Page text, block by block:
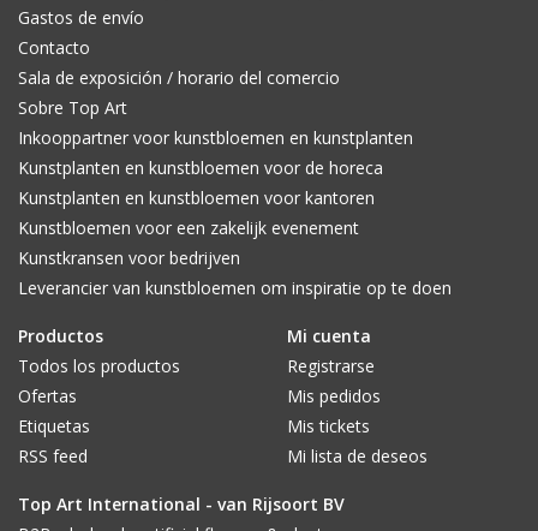
Gastos de envío
Contacto
Sala de exposición / horario del comercio
Sobre Top Art
Inkooppartner voor kunstbloemen en kunstplanten
Kunstplanten en kunstbloemen voor de horeca
Kunstplanten en kunstbloemen voor kantoren
Kunstbloemen voor een zakelijk evenement
Kunstkransen voor bedrijven
Leverancier van kunstbloemen om inspiratie op te doen
Productos
Todos los productos
Ofertas
Etiquetas
RSS feed
Mi cuenta
Registrarse
Mis pedidos
Mis tickets
Mi lista de deseos
Top Art International - van Rijsoort BV